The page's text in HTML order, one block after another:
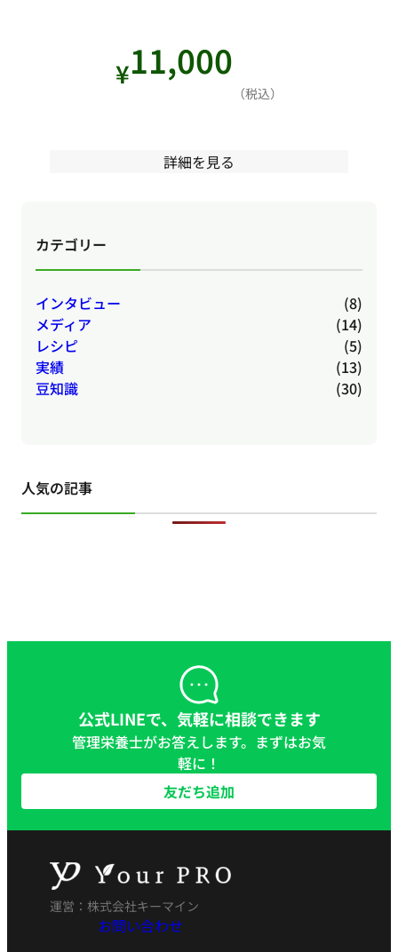
¥11,000
（税込）
詳細を見る
カテゴリー
インタビュー
(8)
メディア
(14)
レシピ
(5)
実績
(13)
豆知識
(30)
人気の記事
公式LINEで、気軽に相談できます
管理栄養士がお答えします。まずはお気
軽に！
友だち追加
運営：株式会社キーマイン
お問い合わせ